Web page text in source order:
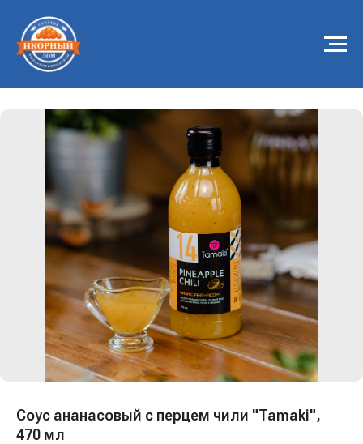
Соус ананасовый с перцем чили "Tamaki",
470 мл